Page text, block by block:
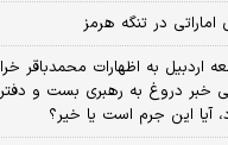
در تنگه هرمز
اردبیل به اظهارات محمدباقر
دروغ به رهبری بست و دفتر
آیا این جرم است یا خیر؟